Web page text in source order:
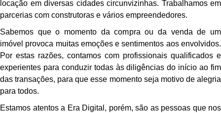
locação em diversas cidades circunvizinhas. Trabalhamos em
parcerias com construtoras e vários empreendedores.
Sabemos que o momento da compra ou da venda de um
imóvel provoca muitas emoções e sentimentos aos envolvidos.
Por estas razões, contamos com profissionais qualificados e
experientes para conduzir todas às diligências do início ao fim
das transações, para que esse momento seja motivo de alegria
para todos.
Estamos atentos a Era Digital, porém, são as pessoas que nos